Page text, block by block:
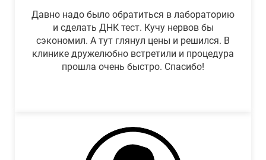
Давно надо было обратиться в лабораторию
и сделать ДНК тест. Кучу нервов бы
сэкономил. А тут глянул цены и решился. В
клинике дружелюбно встретили и процедура
прошла очень быстро. Спасибо!